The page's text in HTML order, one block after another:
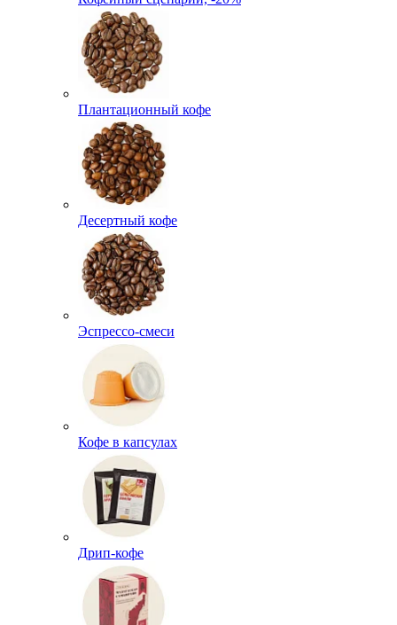
Плантационный кофе
Десертный кофе
Эспрессо-смеси
Кофе в капсулах
Дрип-кофе